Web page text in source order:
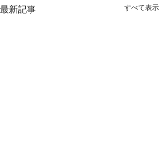
最新記事 すべて表示